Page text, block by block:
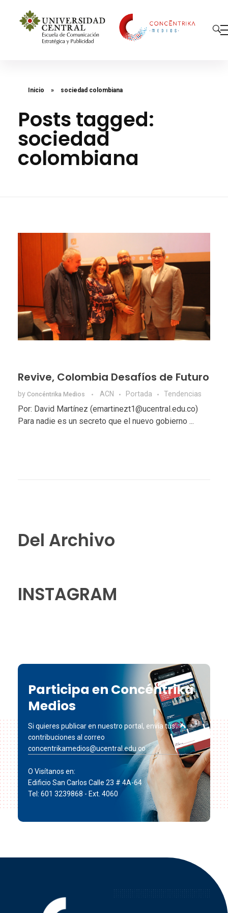
Inicio » sociedad colombiana
Posts tagged:
sociedad
colombiana
Revive, Colombia Desafíos de Futuro
by Concéntrika Medios ACN Portada Tendencias
Por: David Martínez (emartinezt1@ucentral.edu.co)
Para nadie es un secreto que el nuevo gobierno ...
Del Archivo
INSTAGRAM
Participa en Concéntrika
Medios
Si quieres publicar en nuestro portal, envía tus
contribuciones al correo
concentrikamedios@ucentral.edu.co
O Visítanos en:
Edificio San Carlos Calle 23 # 4A-64
Tel: 601 3239868 - Ext. 4060